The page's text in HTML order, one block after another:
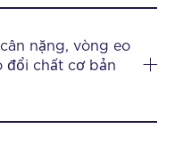
nặng, vòng eo
đổi chất cơ bản